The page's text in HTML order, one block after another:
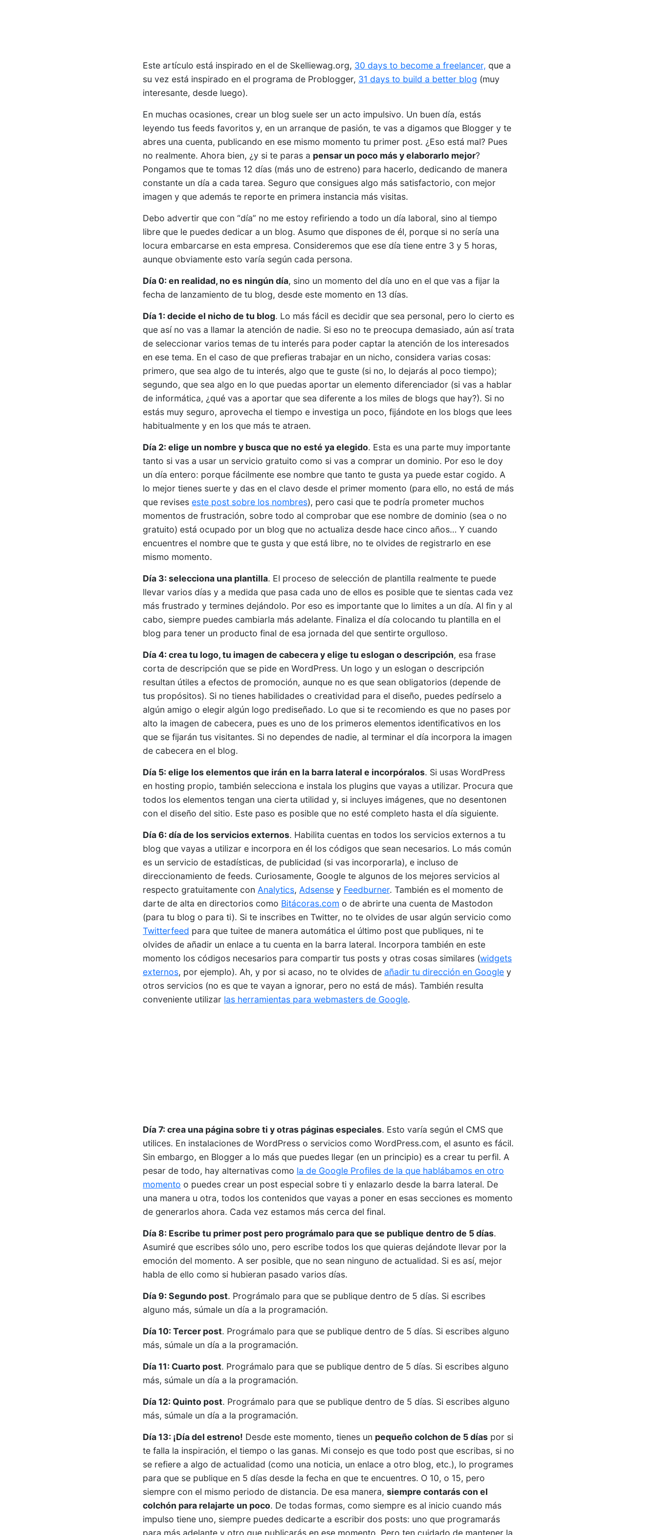
Este artículo está inspirado en el de Skelliewag.org, 30 days to become a freelancer, que a
su vez está inspirado en el programa de Problogger, 31 days to build a better blog (muy
interesante, desde luego).
En muchas ocasiones, crear un blog suele ser un acto impulsivo. Un buen día, estás
leyendo tus feeds favoritos y, en un arranque de pasión, te vas a digamos que Blogger y te
abres una cuenta, publicando en ese mismo momento tu primer post. ¿Eso está mal? Pues
no realmente. Ahora bien, ¿y si te paras a pensar un poco más y elaborarlo mejor?
Pongamos que te tomas 12 días (más uno de estreno) para hacerlo, dedicando de manera
constante un día a cada tarea. Seguro que consigues algo más satisfactorio, con mejor
imagen y que además te reporte en primera instancia más visitas.
Debo advertir que con “día” no me estoy refiriendo a todo un día laboral, sino al tiempo
libre que le puedes dedicar a un blog. Asumo que dispones de él, porque si no sería una
locura embarcarse en esta empresa. Consideremos que ese día tiene entre 3 y 5 horas,
aunque obviamente esto varía según cada persona.
Día 0: en realidad, no es ningún día, sino un momento del día uno en el que vas a fijar la
fecha de lanzamiento de tu blog, desde este momento en 13 días.
Día 1: decide el nicho de tu blog. Lo más fácil es decidir que sea personal, pero lo cierto es
que así no vas a llamar la atención de nadie. Si eso no te preocupa demasiado, aún así trata
de seleccionar varios temas de tu interés para poder captar la atención de los interesados
en ese tema. En el caso de que prefieras trabajar en un nicho, considera varias cosas:
primero, que sea algo de tu interés, algo que te guste (si no, lo dejarás al poco tiempo);
segundo, que sea algo en lo que puedas aportar un elemento diferenciador (si vas a hablar
de informática, ¿qué vas a aportar que sea diferente a los miles de blogs que hay?). Si no
estás muy seguro, aprovecha el tiempo e investiga un poco, fijándote en los blogs que lees
habitualmente y en los que más te atraen.
Día 2: elige un nombre y busca que no esté ya elegido. Esta es una parte muy importante
tanto si vas a usar un servicio gratuito como si vas a comprar un dominio. Por eso le doy
un día entero: porque fácilmente ese nombre que tanto te gusta ya puede estar cogido. A
lo mejor tienes suerte y das en el clavo desde el primer momento (para ello, no está de más
que revises este post sobre los nombres), pero casi que te podría prometer muchos
momentos de frustración, sobre todo al comprobar que ese nombre de dominio (sea o no
gratuito) está ocupado por un blog que no actualiza desde hace cinco años… Y cuando
encuentres el nombre que te gusta y que está libre, no te olvides de registrarlo en ese
mismo momento.
Día 3: selecciona una plantilla. El proceso de selección de plantilla realmente te puede
llevar varios días y a medida que pasa cada uno de ellos es posible que te sientas cada vez
más frustrado y termines dejándolo. Por eso es importante que lo limites a un día. Al fin y al
cabo, siempre puedes cambiarla más adelante. Finaliza el día colocando tu plantilla en el
blog para tener un producto final de esa jornada del que sentirte orgulloso.
Día 4: crea tu logo, tu imagen de cabecera y elige tu eslogan o descripción, esa frase
corta de descripción que se pide en WordPress. Un logo y un eslogan o descripción
resultan útiles a efectos de promoción, aunque no es que sean obligatorios (depende de
tus propósitos). Si no tienes habilidades o creatividad para el diseño, puedes pedírselo a
algún amigo o elegir algún logo prediseñado. Lo que si te recomiendo es que no pases por
alto la imagen de cabecera, pues es uno de los primeros elementos identificativos en los
que se fijarán tus visitantes. Si no dependes de nadie, al terminar el día incorpora la imagen
de cabecera en el blog.
Día 5: elige los elementos que irán en la barra lateral e incorpóralos. Si usas WordPress
en hosting propio, también selecciona e instala los plugins que vayas a utilizar. Procura que
todos los elementos tengan una cierta utilidad y, si incluyes imágenes, que no desentonen
con el diseño del sitio. Este paso es posible que no esté completo hasta el día siguiente.
Día 6: día de los servicios externos. Habilita cuentas en todos los servicios externos a tu
blog que vayas a utilizar e incorpora en él los códigos que sean necesarios. Lo más común
es un servicio de estadísticas, de publicidad (si vas incorporarla), e incluso de
direccionamiento de feeds. Curiosamente, Google te algunos de los mejores servicios al
respecto gratuitamente con Analytics, Adsense y Feedburner. También es el momento de
darte de alta en directorios como Bitácoras.com o de abrirte una cuenta de Mastodon
(para tu blog o para ti). Si te inscribes en Twitter, no te olvides de usar algún servicio como
Twitterfeed para que tuitee de manera automática el último post que publiques, ni te
olvides de añadir un enlace a tu cuenta en la barra lateral. Incorpora también en este
momento los códigos necesarios para compartir tus posts y otras cosas similares (widgets
externos, por ejemplo). Ah, y por si acaso, no te olvides de añadir tu dirección en Google y
otros servicios (no es que te vayan a ignorar, pero no está de más). También resulta
conveniente utilizar las herramientas para webmasters de Google.
Día 7: crea una página sobre ti y otras páginas especiales. Esto varía según el CMS que
utilices. En instalaciones de WordPress o servicios como WordPress.com, el asunto es fácil.
Sin embargo, en Blogger a lo más que puedes llegar (en un principio) es a crear tu perfil. A
pesar de todo, hay alternativas como la de Google Profiles de la que hablábamos en otro
momento o puedes crear un post especial sobre ti y enlazarlo desde la barra lateral. De
una manera u otra, todos los contenidos que vayas a poner en esas secciones es momento
de generarlos ahora. Cada vez estamos más cerca del final.
Día 8: Escribe tu primer post pero prográmalo para que se publique dentro de 5 días.
Asumiré que escribes sólo uno, pero escribe todos los que quieras dejándote llevar por la
emoción del momento. A ser posible, que no sean ninguno de actualidad. Si es así, mejor
habla de ello como si hubieran pasado varios días.
Día 9: Segundo post. Prográmalo para que se publique dentro de 5 días. Si escribes
alguno más, súmale un día a la programación.
Día 10: Tercer post. Prográmalo para que se publique dentro de 5 días. Si escribes alguno
más, súmale un día a la programación.
Día 11: Cuarto post. Prográmalo para que se publique dentro de 5 días. Si escribes alguno
más, súmale un día a la programación.
Día 12: Quinto post. Prográmalo para que se publique dentro de 5 días. Si escribes alguno
más, súmale un día a la programación.
Día 13: ¡Día del estreno! Desde este momento, tienes un pequeño colchon de 5 días por si
te falla la inspiración, el tiempo o las ganas. Mi consejo es que todo post que escribas, si no
se refiere a algo de actualidad (como una noticia, un enlace a otro blog, etc.), lo programes
para que se publique en 5 días desde la fecha en que te encuentres. O 10, o 15, pero
siempre con el mismo periodo de distancia. De esa manera, siempre contarás con el
colchón para relajarte un poco. De todas formas, como siempre es al inicio cuando más
impulso tiene uno, siempre puedes dedicarte a escribir dos posts: uno que programarás
para más adelante y otro que publicarás en ese momento. Pero ten cuidado de mantener la